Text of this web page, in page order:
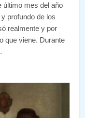
último mes del año
profundo de los
realmente y por
que viene. Durante